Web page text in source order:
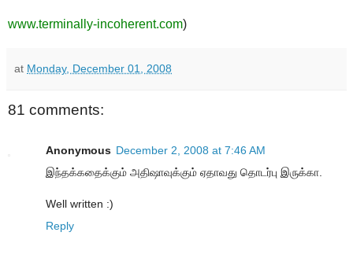
www.terminally-incoherent.com)
at Monday, December 01, 2008
81 comments:
Anonymous December 2, 2008 at 7:46 AM
இந்தக்கதைக்கும் அதிஷாவுக்கும் ஏதாவது தொடர்பு இருக்கா.
Well written :)
Reply